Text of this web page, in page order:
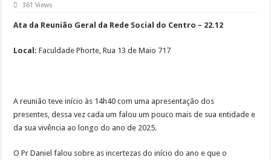
361 Views
Ata da Reunião Geral da Rede Social do Centro – 22.12
Local: Faculdade Phorte, Rua 13 de Maio 717
A reunião teve início às 14h40 com uma apresentação dos
presentes,dessa vez cada um falou um pouco mais de sua entidade e
da sua vivência ao longo do ano de 2025.
O Pr Daniel falou sobre as incertezas do início do ano e que o